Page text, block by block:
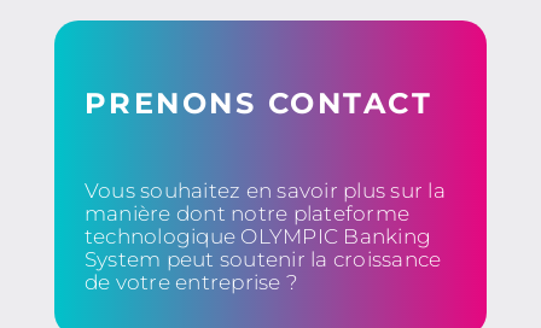
PRENONS CONTACT
Vous souhaitez en savoir plus sur la
manière dont notre plateforme
technologique OLYMPIC Banking
System peut soutenir la croissance
de votre entreprise ?